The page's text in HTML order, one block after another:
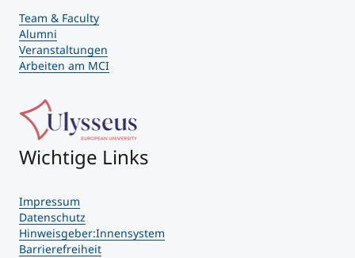
Team & Faculty
Alumni
Veranstaltungen
Arbeiten am MCI
Wichtige Links
Impressum
Datenschutz
Hinweisgeber:Innensystem
Barrierefreiheit